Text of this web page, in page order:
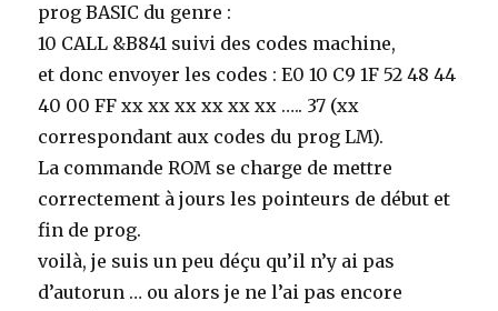
prog BASIC du genre :
10 CALL &B841 suivi des codes machine,
et donc envoyer les codes : E0 10 C9 1F 52 48 44
40 00 FF xx xx xx xx xx xx ….. 37 (xx
correspondant aux codes du prog LM).
La commande ROM se charge de mettre
correctement à jours les pointeurs de début et
fin de prog.
voilà, je suis un peu déçu qu’il n’y ai pas
d’autorun … ou alors je ne l’ai pas encore